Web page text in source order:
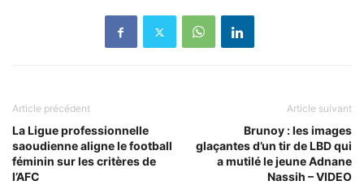
Article précédent
La Ligue professionnelle
saoudienne aligne le football
féminin sur les critères de
l’AFC
Article suivant
Brunoy : les images
glaçantes d’un tir de LBD qui
a mutilé le jeune Adnane
Nassih – VIDEO